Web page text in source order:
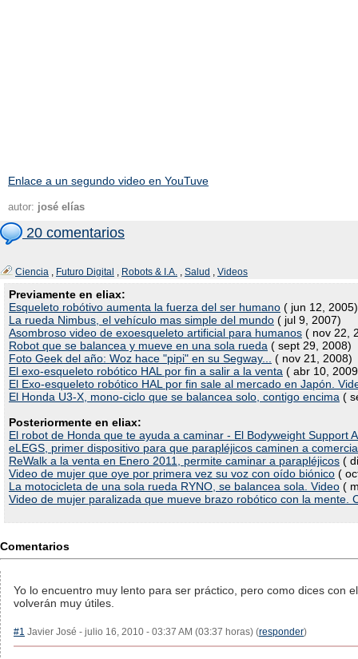
Enlace a un segundo video en YouTuve
autor: josé elías
20 comentarios
Ciencia , Futuro Digital , Robots & I.A. , Salud , Videos
Previamente en eliax:
Esqueleto robótivo aumenta la fuerza del ser humano ( jun 12, 2005)
La rueda Nimbus, el vehículo mas simple del mundo ( jul 9, 2007)
Asombroso video de exoesqueleto artificial para humanos ( nov 22,
Robot que se balancea y mueve en una sola rueda ( sept 29, 2008)
Foto Geek del año: Woz hace "pipi" en su Segway...
( nov 21, 2008)
El exo-esqueleto robótico HAL por fin a salir a la venta ( abr 10,
El Exo-esqueleto robótico HAL por fin sale al mercado en Japón.
El Honda U3-X, mono-ciclo que se balancea solo, contigo encima (
Posteriormente en eliax:
El robot de Honda que te ayuda a caminar - El Bodyweight Support
eLEGS, primer dispositivo para que parapléjicos caminen a
ReWalk a la venta en Enero 2011, permite caminar a parapléjicos (
Video de mujer que oye por primera vez su voz con oído biónico (
La motocicleta de una sola rueda RYNO, se balancea sola. Video (
Video de mujer paralizada que mueve brazo robótico con la mente.
Comentarios
Yo lo encuentro muy lento para ser práctico, pero como dices con
volverán muy útiles.
#1 Javier José - julio 16, 2010 - 03:37 AM (03:37 horas) (responder)